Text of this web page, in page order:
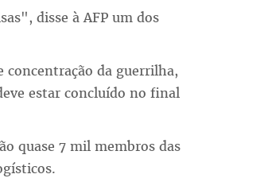
disse à AFP um dos
concentração da guerrilha,
estar concluído no final
quase 7 mil membros das